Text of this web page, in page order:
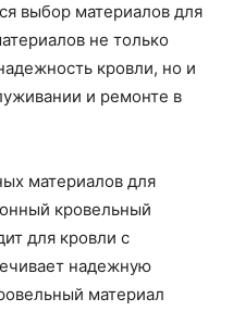
выбор материалов для
не только
кровли, но и
и ремонте в
материалов для
кровельный
для кровли с
надежную
материал